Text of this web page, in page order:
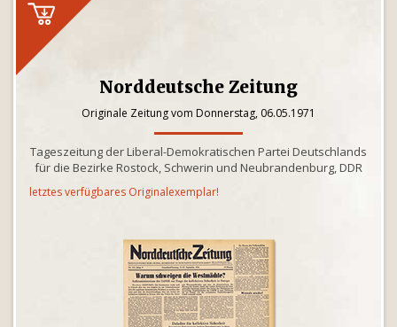
Norddeutsche Zeitung
Originale Zeitung vom Donnerstag, 06.05.1971
Tageszeitung der Liberal-Demokratischen Partei Deutschlands
für die Bezirke Rostock, Schwerin und Neubrandenburg, DDR
letztes verfügbares Originalexemplar!